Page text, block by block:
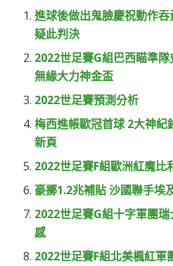
進球後做出鬼臉慶祝動作
疑此判決
2022世足賽G組巴西瞄準
無緣大力神金盃
2022世足賽預測分析
梅西進帳歐冠首球 2大神
新頁
2022世足賽F組歐洲紅魔
豪擲1.2兆補貼 沙國聯手埃
2022世足賽G組十字軍團
感
2022世足賽F組北美楓紅